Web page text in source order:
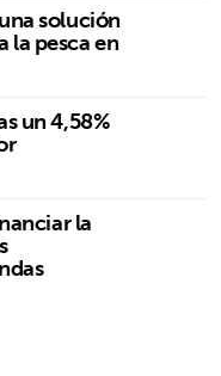
solución
la pesca en
un 4,58%
la